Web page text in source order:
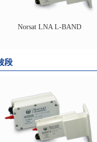
Norsat LNA L-BAND
段